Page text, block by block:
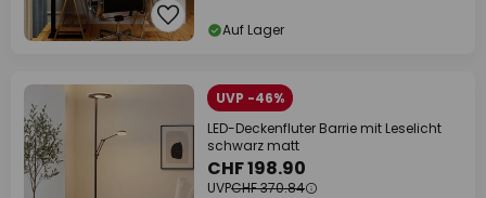
Auf Lager
UVP -46%
LED-Deckenfluter Barrie mit Leselicht
schwarz matt
CHF 198.90
UVPCHF 370.84